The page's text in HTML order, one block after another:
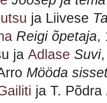
ja Liivese
Reigi õpetaja,
ja Adlase Suvi
Mööda
ja T. Põdra